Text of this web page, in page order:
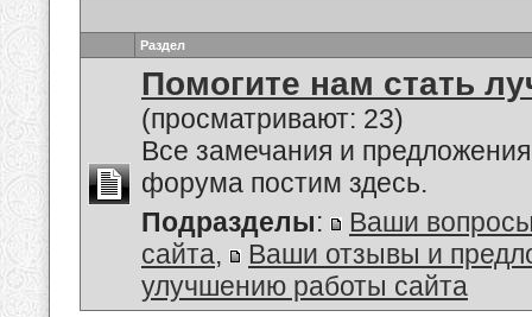
Раздел
Помогите нам стать
(просматривают: 23)
Все замечания и
форума постим здесь.
Подразделы:
Ваши
сайта,
Ваши отзывы и
улучшению работы сайта